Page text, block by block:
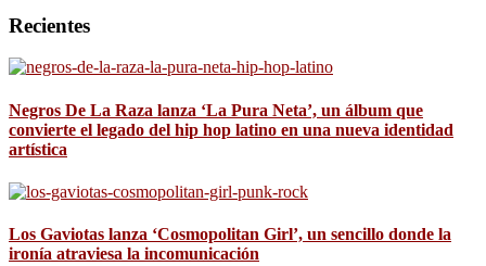
Recientes
Negros De La Raza lanza ‘La Pura Neta’, un álbum que
convierte el legado del hip hop latino en una nueva identidad
artística
Los Gaviotas lanza ‘Cosmopolitan Girl’, un sencillo donde la
ironía atraviesa la incomunicación